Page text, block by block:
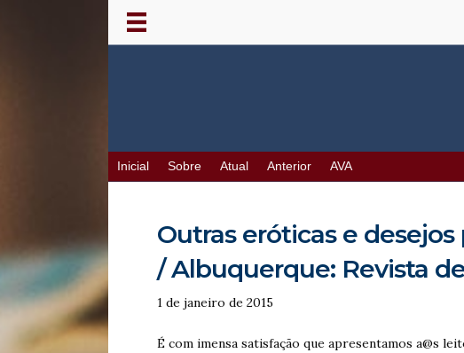
Inicial Sobre Atual Anterior AVA
Outras eróticas e desejos
/ Albuquerque: Revista
1 de janeiro de 2015
É com imensa satisfação que apresentamos a@s